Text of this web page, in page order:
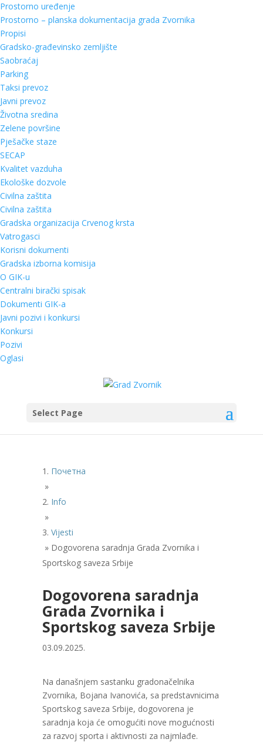
Prostorno uređenje
Prostorno – planska dokumentacija grada Zvornika
Propisi
Gradsko-građevinsko zemljište
Saobraćaj
Parking
Taksi prevoz
Javni prevoz
Životna sredina
Zelene površine
Pješačke staze
SECAP
Kvalitet vazduha
Ekološke dozvole
Civilna zaštita
Civilna zaštita
Gradska organizacija Crvenog krsta
Vatrogasci
Korisni dokumenti
Gradska izborna komisija
O GIK-u
Centralni birački spisak
Dokumenti GIK-a
Javni pozivi i konkursi
Konkursi
Pozivi
Oglasi
Select Page
Почетна
»
Info
»
Vijesti
» Dogovorena saradnja Grada Zvornika i
Sportskog saveza Srbije
Dogovorena saradnja
Grada Zvornika i
Sportskog saveza Srbije
03.09.2025.
Na današnjem sastanku gradonačelnika
Zvornika, Bojana Ivanovića, sa predstavnicima
Sportskog saveza Srbije, dogovorena je
saradnja koja će omogućiti nove mogućnosti
za razvoj sporta i aktivnosti za najmlađe.